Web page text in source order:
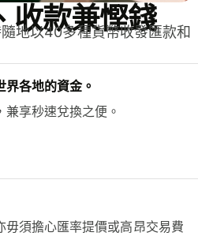
收款兼慳錢
地以40多種貨幣收發匯款和
界各地的資金。
享秒速兌換之便。
毋須擔心匯率提價或高昂交易費